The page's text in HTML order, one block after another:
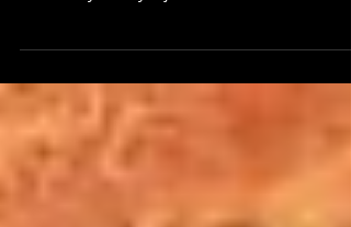
názory a na ich svet vo svetle, ktoré je čímsi
viac ako fyzikálnym javom.